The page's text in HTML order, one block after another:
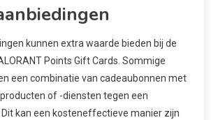
kunnen extra waarde bieden bij de
Points Gift Cards. Sommige
een combinatie van cadeaubonnen met
of -diensten tegen een
kan een kosteneffectieve manier zijn